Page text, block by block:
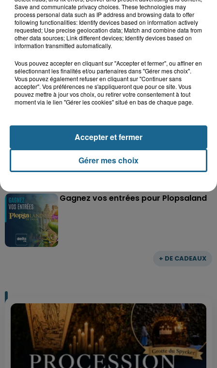
+ DE CADEAUX
Grand jeu de l'été : les cabines de plages
Gagnez vos entrées pour Dennlys
Parc
Gagnez vos entrées pour le parc
Bagatelle
Gagnez vos entrées pour Plopsaland
Save and communicate privacy choices. These technologies may
process personal data such as IP address and browsing data to offer
following functionalities: Identify devices based on information actively
requested; Use precise geolocation data; Match and combine data from
other data sources; Link different devices; Identify devices based on
information transmitted automatically.
Vous pouvez accepter en cliquant sur "Accepter et fermer", ou affiner en
sélectionnant les finalités et/ou partenaires dans "Gérer mes choix".
Vous pouvez également refuser en cliquant sur "Continuer sans
accepter". Vos préférences ne s'appliqueront que pour ce site. Vous
pouvez mettre à jour vos choix, ou retirer votre consentement à tout
moment via le lien "Gérer les cookies" situé en bas de chaque page.
Gérer mes choix
Accepter et fermer